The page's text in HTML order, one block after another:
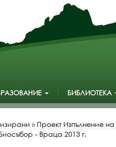
БИБЛИОТЕКА
» Проект Изпълнение
- Враца 2013 г.